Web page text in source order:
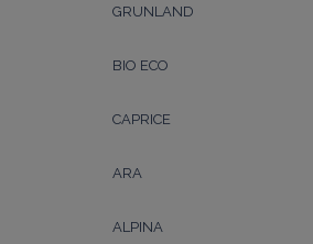
GRUNLAND
BIO ECO
CAPRICE
ARA
ALPINA